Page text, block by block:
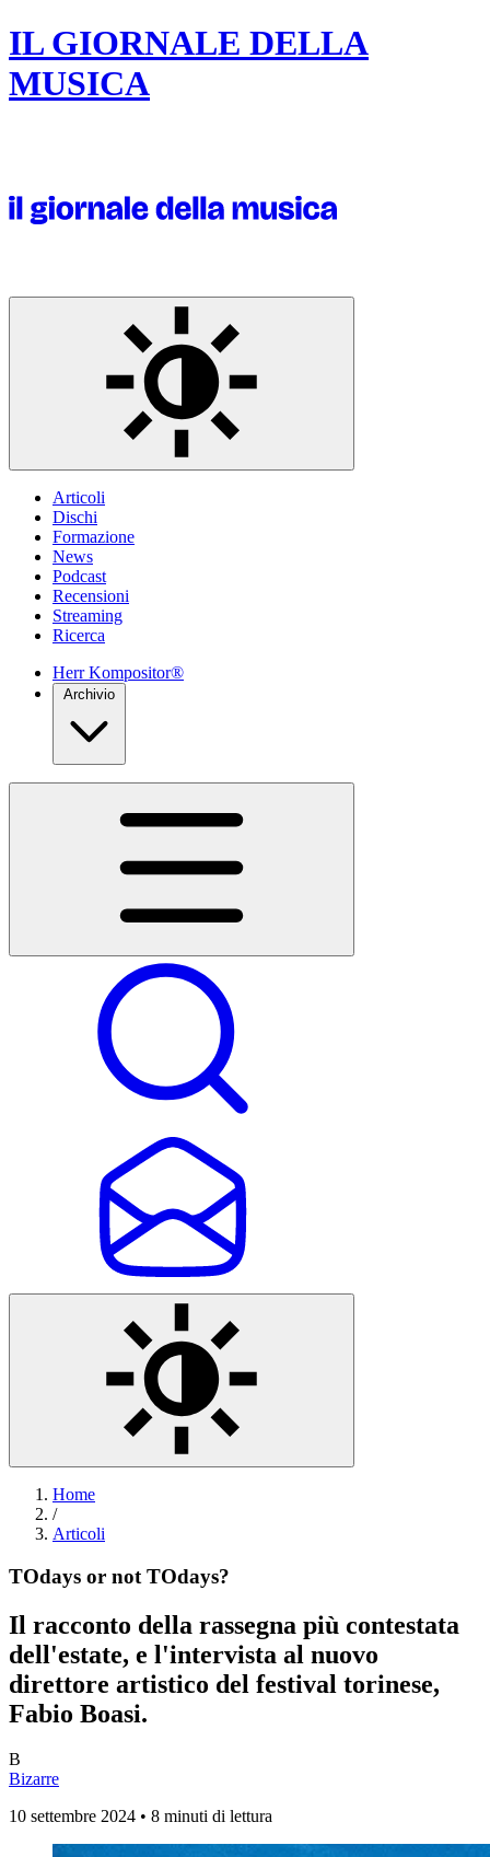
IL GIORNALE DELLA
MUSICA
Articoli
Dischi
Formazione
News
Podcast
Recensioni
Streaming
Ricerca
Herr Kompositor®
Archivio
Home
/
Articoli
TOdays or not TOdays?
Il racconto della rassegna più contestata
dell'estate, e l'intervista al nuovo
direttore artistico del festival torinese,
Fabio Boasi.
B
Bizarre
10 settembre 2024 • 8 minuti di lettura